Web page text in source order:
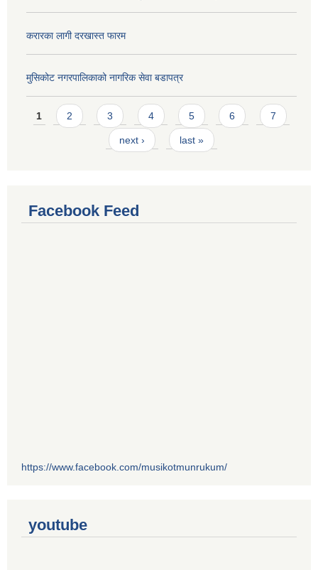
करारका लागी दरखास्त फारम
मुसिकोट नगरपालिकाको नागरिक सेवा बडापत्र
Pages
1 2 3 4 5 6 7
next › last »
Facebook Feed
https://www.facebook.com/musikotmunrukum/
youtube